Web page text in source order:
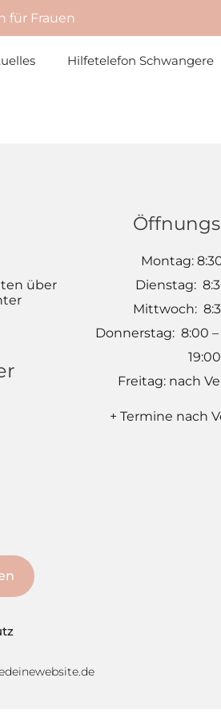
für Frauen
Hilfetelefon Schwangere
über
Montag:
Dienstag:
Mittwoch:
Donnerstag: 8:00 –
19:00
Freitag: nach
+ Termine nach